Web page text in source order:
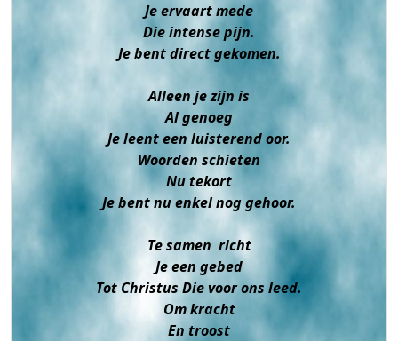
Je ervaart mede
Die intense pijn.
Je bent direct gekomen.
Alleen je zijn is
Al genoeg
Je leent een luisterend oor.
Woorden schieten
Nu tekort
Je bent nu enkel nog gehoor.
Te samen richt
Je een gebed
Tot Christus Die voor ons leed.
Om kracht
En troost